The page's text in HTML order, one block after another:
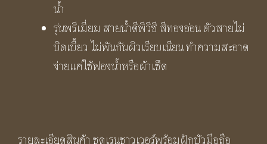
น้ำ
รุ่นพรีเมี่ยม สายน้ำดีพีวีซี สีทองอ่อน ตัวสายไม่
บิดเบี้ยว ไม่พันกันผิวเรียบเนียน ทำความสะอาด
ง่ายแค่ใช้ฟองน้ำหรือผ้าเช็ด
รายละเอียดสินค้า ชุดเรนชาวเวอร์พร้อมฝักบัวมือถือ